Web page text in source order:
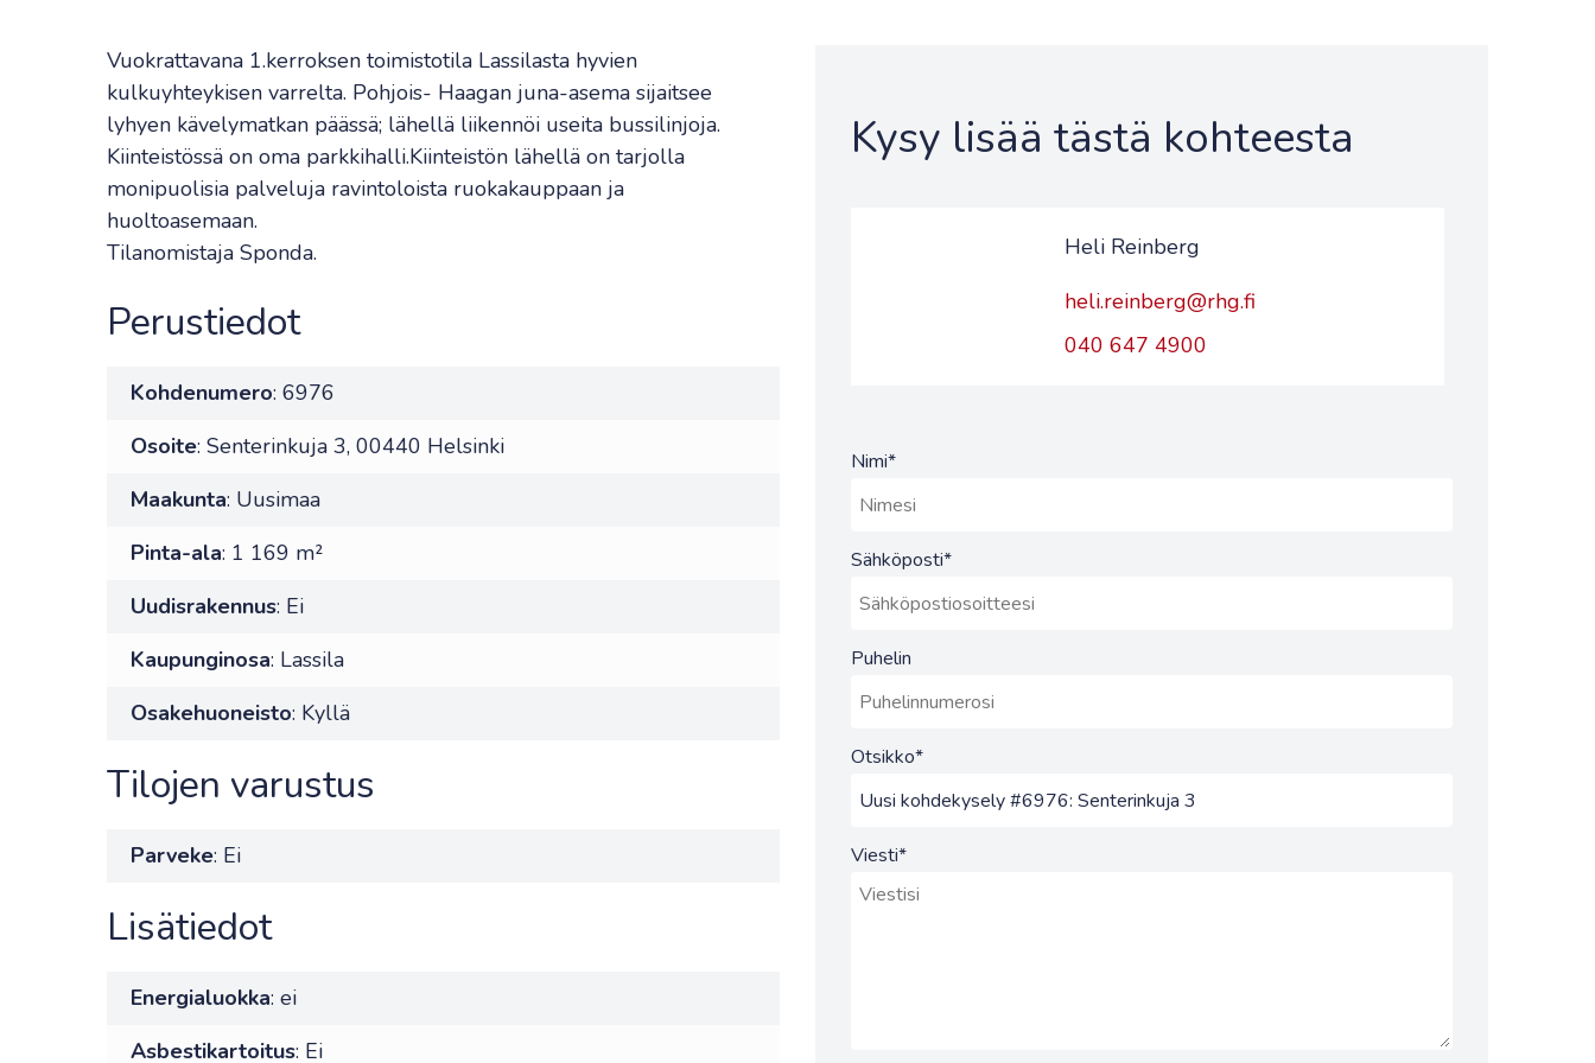
Vuokrattavana 1.kerroksen toimistotila Lassilasta hyvien
kulkuyhteykisen varrelta. Pohjois- Haagan juna-asema sijaitsee
lyhyen kävelymatkan päässä; lähellä liikennöi useita bussilinjoja.
Kiinteistössä on oma parkkihalli.Kiinteistön lähellä on tarjolla
monipuolisia palveluja ravintoloista ruokakauppaan ja
huoltoasemaan.
Tilanomistaja Sponda.
Perustiedot
Kohdenumero: 6976
Osoite: Senterinkuja 3, 00440 Helsinki
Maakunta: Uusimaa
Pinta-ala: 1 169 m²
Uudisrakennus: Ei
Kaupunginosa: Lassila
Osakehuoneisto: Kyllä
Tilojen varustus
Parveke: Ei
Lisätiedot
Energialuokka: ei
Asbestikartoitus: Ei
Kysy lisää tästä kohteesta
Heli Reinberg
heli.reinberg@rhg.fi
040 647 4900
Nimi*
Sähköposti*
Puhelin
Otsikko*
Viesti*